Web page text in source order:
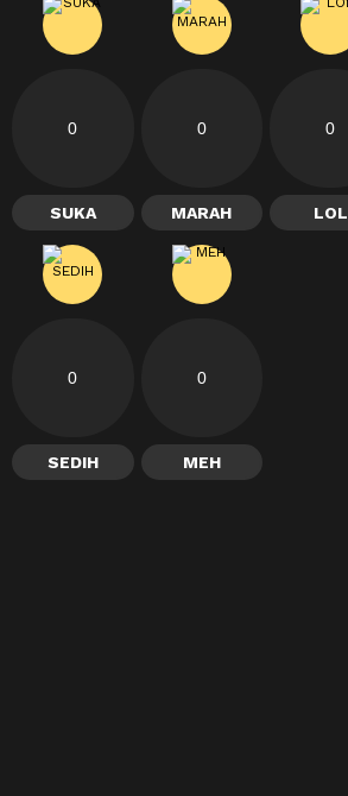
0
SUKA
0
MARAH
0
LOL
0
SEDIH
0
MEH